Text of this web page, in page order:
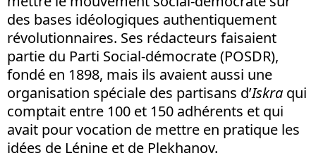
des bases idéologiques authentiquement
révolutionnaires. Ses rédacteurs faisaient
partie du Parti Social-démocrate (POSDR),
fondé en 1898, mais ils avaient aussi une
organisation spéciale des partisans d’Iskra qui
comptait entre 100 et 150 adhérents et qui
avait pour vocation de mettre en pratique les
idées de Lénine et de Plekhanov.